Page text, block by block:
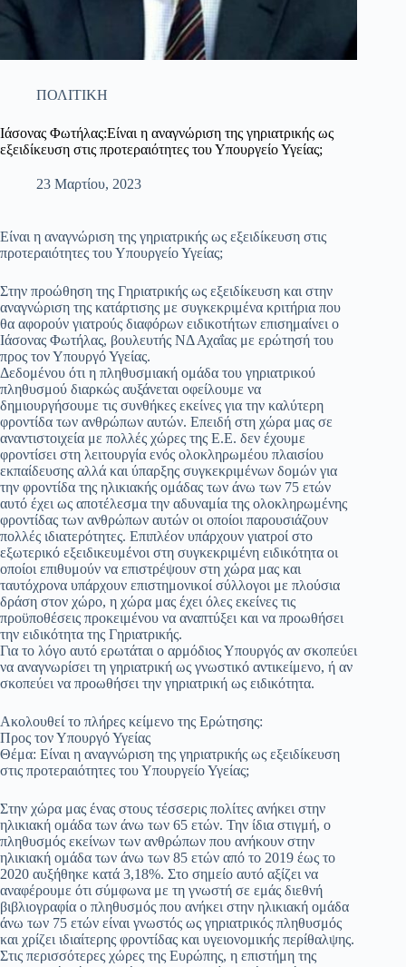
ΠΟΛΙΤΙΚΗ
Ιάσονας Φωτήλας:Είναι η αναγνώριση της γηριατρικής ως
εξειδίκευση στις προτεραιότητες του Υπουργείο Υγείας;
23 Μαρτίου, 2023
Είναι η αναγνώριση της γηριατρικής ως εξειδίκευση στις
προτεραιότητες του Υπουργείο Υγείας;
Στην προώθηση της Γηριατρικής ως εξειδίκευση και στην
αναγνώριση της κατάρτισης με συγκεκριμένα κριτήρια που
θα αφορούν γιατρούς διαφόρων ειδικοτήτων επισημαίνει ο
Ιάσονας Φωτήλας, βουλευτής ΝΔ Αχαΐας με ερώτησή του
προς τον Υπουργό Υγείας.
Δεδομένου ότι η πληθυσμιακή ομάδα του γηριατρικού
πληθυσμού διαρκώς αυξάνεται οφείλουμε να
δημιουργήσουμε τις συνθήκες εκείνες για την καλύτερη
φροντίδα των ανθρώπων αυτών. Επειδή στη χώρα μας σε
αναντιστοιχεία με πολλές χώρες της Ε.Ε. δεν έχουμε
φροντίσει στη λειτουργία ενός ολοκληρωμέου πλαισίου
εκπαίδευσης αλλά και ύπαρξης συγκεκριμένων δομών για
την φροντίδα της ηλικιακής ομάδας των άνω των 75 ετών
αυτό έχει ως αποτέλεσμα την αδυναμία της ολοκληρωμένης
φροντίδας των ανθρώπων αυτών οι οποίοι παρουσιάζουν
πολλές ιδιατερότητες. Επιπλέον υπάρχουν γιατροί στο
εξωτερικό εξειδικευμένοι στη συγκεκριμένη ειδικότητα οι
οποίοι επιθυμούν να επιστρέψουν στη χώρα μας και
ταυτόχρονα υπάρχουν επιστημονικοί σύλλογοι με πλούσια
δράση στον χώρο, η χώρα μας έχει όλες εκείνες τις
προϋποθέσεις προκειμένου να αναπτύξει και να προωθήσει
την ειδικότητα της Γηριατρικής.
Για το λόγο αυτό ερωτάται ο αρμόδιος Υπουργός αν σκοπεύει
να αναγνωρίσει τη γηριατρική ως γνωστικό αντικείμενο, ή αν
σκοπεύει να προωθήσει την γηριατρική ως ειδικότητα.
Ακολουθεί το πλήρες κείμενο της Ερώτησης:
Προς τον Υπουργό Υγείας
Θέμα: Είναι η αναγνώριση της γηριατρικής ως εξειδίκευση
στις προτεραιότητες του Υπουργείο Υγείας;
Στην χώρα μας ένας στους τέσσερις πολίτες ανήκει στην
ηλικιακή ομάδα των άνω των 65 ετών. Την ίδια στιγμή, ο
πληθυσμός εκείνων των ανθρώπων που ανήκουν στην
ηλικιακή ομάδα των άνω των 85 ετών από το 2019 έως το
2020 αυξήθηκε κατά 3,18%. Στο σημείο αυτό αξίζει να
αναφέρουμε ότι σύμφωνα με τη γνωστή σε εμάς διεθνή
βιβλιογραφία ο πληθυσμός που ανήκει στην ηλικιακή ομάδα
άνω των 75 ετών είναι γνωστός ως γηριατρικός πληθυσμός
και χρίζει ιδιαίτερης φροντίδας και υγειονομικής περίθαλψης.
Στις περισσότερες χώρες της Ευρώπης, η επιστήμη της